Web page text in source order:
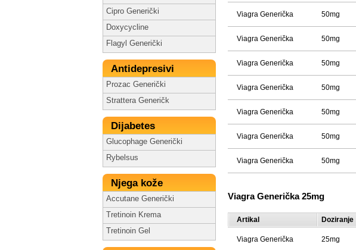
Cipro Generički
Doxycycline
Flagyl Generički
Antidepresivi
Prozac Generički
Strattera Generičk
Dijabetes
Glucophage Generički
Rybelsus
Njega kože
Accutane Generički
Tretinoin Krema
Tretinoin Gel
Viagra Generička 50mg
Viagra Generička 50mg
Viagra Generička 50mg
Viagra Generička 50mg
Viagra Generička 50mg
Viagra Generička 50mg
Viagra Generička 50mg
Viagra Generička 25mg
Artikal Doziranje
Viagra Generička 25mg